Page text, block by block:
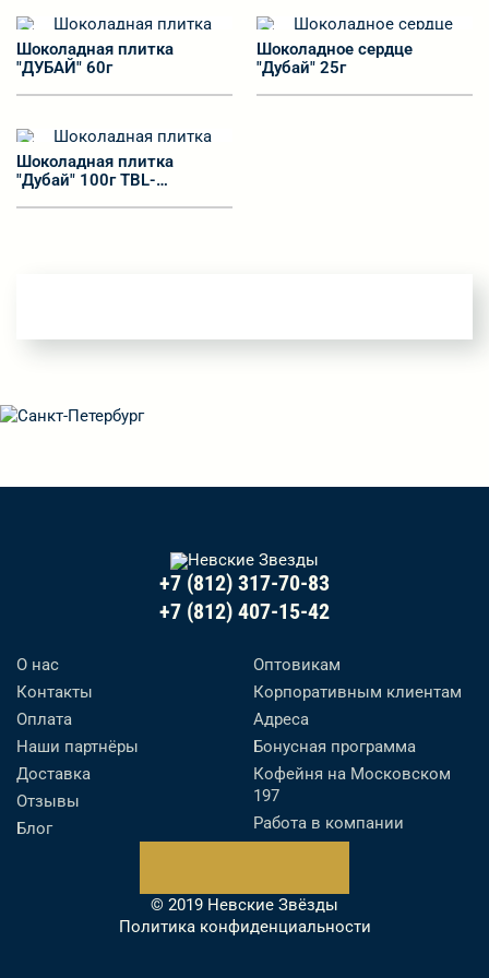
Шоколадная плитка
"Дубай" 100г TBL-
Шоколадная плитка
"ДУБАЙ" 60г
Шоколадное сердце
"Дубай" 25г
+7 (812) 317-70-83
+7 (812) 407-15-42
О нас
Контакты
Оплата
Наши партнёры
Доставка
Отзывы
Блог
Оптовикам
Корпоративным клиентам
Адреса
Бонусная программа
Кофейня на Московском
197
Работа в компании
© 2019 Невские Звёзды
Политика конфиденциальности